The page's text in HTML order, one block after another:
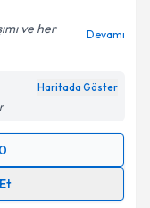
belirtilen
ve her
Devamı
Haritada Göster